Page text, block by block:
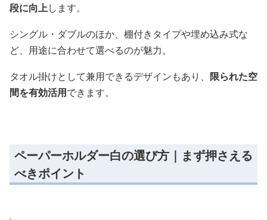
段に向上します。
シングル・ダブルのほか、棚付きタイプや埋め込み式な
ど、用途に合わせて選べるのが魅力。
タオル掛けとして兼用できるデザインもあり、 限られた空
間を有効活用できます。
ペーパーホルダー白の選び方｜まず押さえる
べきポイント